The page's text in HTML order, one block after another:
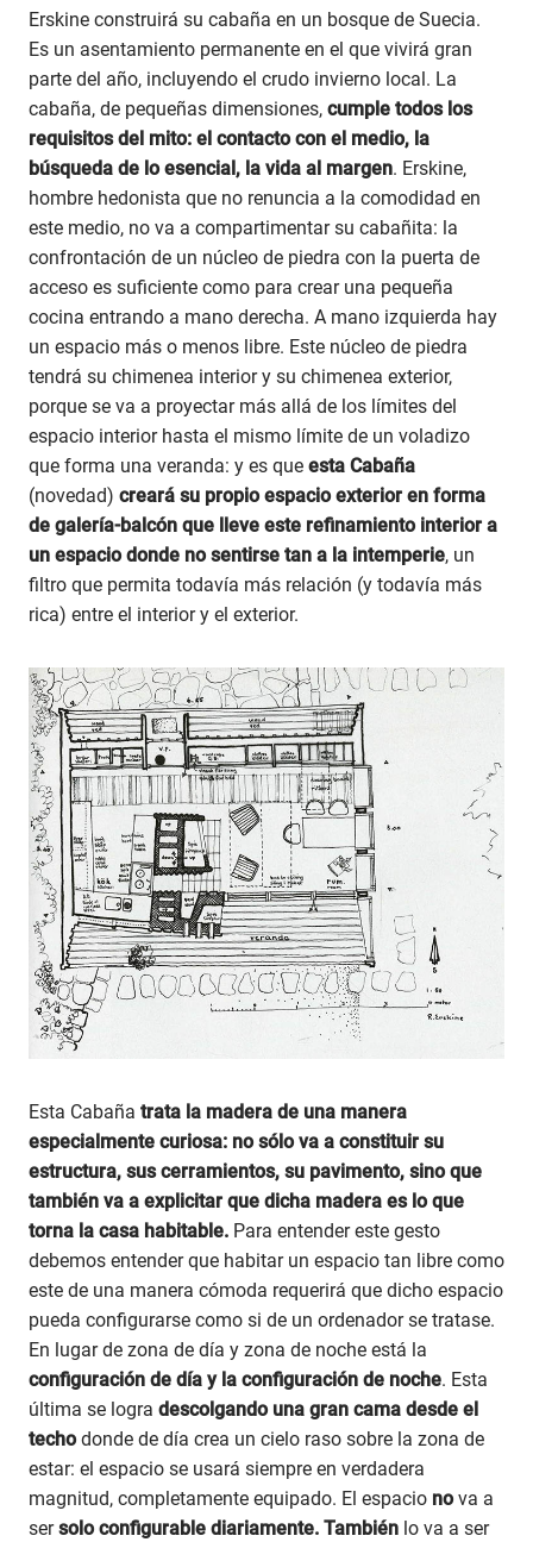
Erskine construirá su cabaña en un bosque de Suecia.
Es un asentamiento permanente en el que vivirá gran
parte del año, incluyendo el crudo invierno local. La
cabaña, de pequeñas dimensiones, cumple todos los
requisitos del mito: el contacto con el medio, la
búsqueda de lo esencial, la vida al margen. Erskine,
hombre hedonista que no renuncia a la comodidad en
este medio, no va a compartimentar su cabañita: la
confrontación de un núcleo de piedra con la puerta de
acceso es suficiente como para crear una pequeña
cocina entrando a mano derecha. A mano izquierda hay
un espacio más o menos libre. Este núcleo de piedra
tendrá su chimenea interior y su chimenea exterior,
porque se va a proyectar más allá de los límites del
espacio interior hasta el mismo límite de un voladizo
que forma una veranda: y es que esta Cabaña
(novedad) creará su propio espacio exterior en forma
de galería-balcón que lleve este refinamiento interior a
un espacio donde no sentirse tan a la intemperie, un
filtro que permita todavía más relación (y todavía más
rica) entre el interior y el exterior.
Esta Cabaña trata la madera de una manera
especialmente curiosa: no sólo va a constituir su
estructura, sus cerramientos, su pavimento, sino que
también va a explicitar que dicha madera es lo que
torna la casa habitable. Para entender este gesto
debemos entender que habitar un espacio tan libre como
este de una manera cómoda requerirá que dicho espacio
pueda configurarse como si de un ordenador se tratase.
En lugar de zona de día y zona de noche está la
configuración de día y la configuración de noche. Esta
última se logra descolgando una gran cama desde el
techodonde de día crea un cielo raso sobre la zona de
estar: el espacio se usará siempre en verdadera
magnitud, completamente equipado. El espacio nova a
sersolo configurable diariamente. También lo va a ser